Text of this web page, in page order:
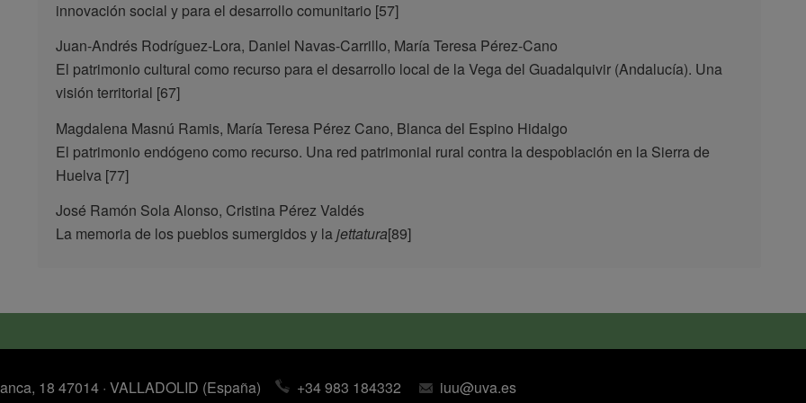
innovación social y para el desarrollo comunitario [57]
Juan-Andrés Rodríguez-Lora, Daniel Navas-Carrillo, María Teresa Pérez-Cano
El patrimonio cultural como recurso para el desarrollo local de la Vega del Guadalquivir (Andalucía). Una
visión territorial [67]
Magdalena Masnú Ramis, María Teresa Pérez Cano, Blanca del Espino Hidalgo
El patrimonio endógeno como recurso. Una red patrimonial rural contra la despoblación en la Sierra de
Huelva [77]
José Ramón Sola Alonso, Cristina Pérez Valdés
La memoria de los pueblos sumergidos y lajettatura[89]
18 47014 · VALLADOLID (España) +34 983 184332 iuu@uva.es